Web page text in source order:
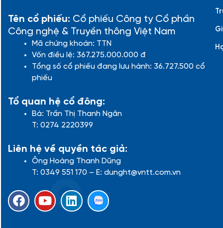
Tên cổ phiếu: Cổ phiếu Công ty Cổ phần
Công nghệ & Truyền thông Việt Nam
Mã chứng khoán: TTN
Vốn điều lệ: 367.275.000.000 đ
Tổng số cổ phiếu đang lưu hành: 36.727.500 cổ
phiếu
Tổ quan hệ cổ đông:
Bà: Trần Thị Thanh Ngân
T: 0274 2220399
Liên hệ về quyền tác giả:
Ông Hoàng Thanh Dũng
T: 0349 551 170 – E: dunght@vntt.com.vn
F
a
Y
o
L
i